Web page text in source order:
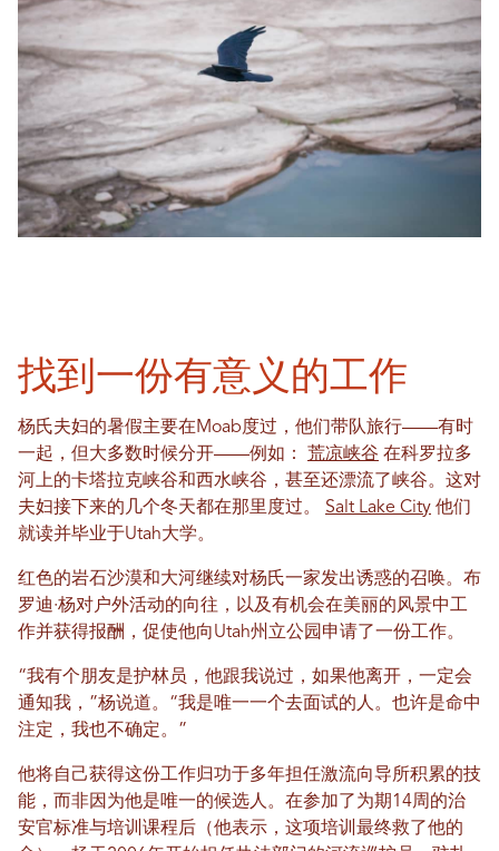
找到一份有意义的工作
杨氏夫妇的暑假主要在Moab度过，他们带队旅行——有时
一起，但大多数时候分开——例如： 荒凉峡谷 在科罗拉多
河上的卡塔拉克峡谷和西水峡谷，甚至还漂流了峡谷。这对
夫妇接下来的几个冬天都在那里度过。 Salt Lake City 他们
就读并毕业于Utah大学。
红色的岩石沙漠和大河继续对杨氏一家发出诱惑的召唤。布
罗迪·杨对户外活动的向往，以及有机会在美丽的风景中工
作并获得报酬，促使他向Utah州立公园申请了一份工作。
“我有个朋友是护林员，他跟我说过，如果他离开，一定会
通知我，”杨说道。“我是唯一一个去面试的人。也许是命中
注定，我也不确定。”
他将自己获得这份工作归功于多年担任激流向导所积累的技
能，而非因为他是唯一的候选人。在参加了为期14周的治
安官标准与培训课程后（他表示，这项培训最终救了他的